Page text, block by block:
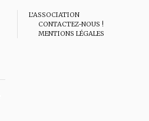
L’ASSOCIATION
CONTACTEZ-NOUS !
MENTIONS LÉGALES